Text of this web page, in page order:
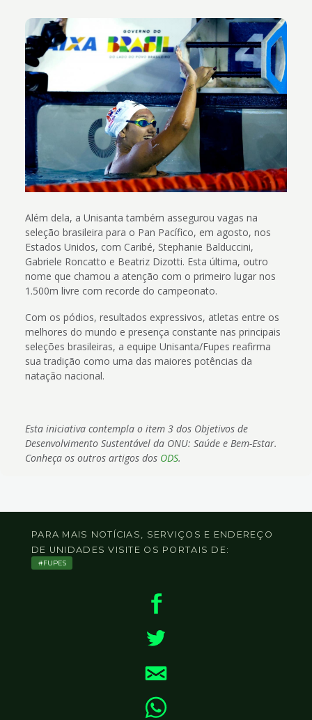
Além dela, a Unisanta também assegurou vagas na
seleção brasileira para o Pan Pacífico, em agosto, nos
Estados Unidos, com Caribé, Stephanie Balduccini,
Gabriele Roncatto e Beatriz Dizotti. Esta última, outro
nome que chamou a atenção com o primeiro lugar nos
1.500m livre com recorde do campeonato.
Com os pódios, resultados expressivos, atletas entre os
melhores do mundo e presença constante nas principais
seleções brasileiras, a equipe Unisanta/Fupes reafirma
sua tradição como uma das maiores potências da
natação nacional.
Esta iniciativa contempla o item 3 dos Objetivos de
Desenvolvimento Sustentável da ONU: Saúde e Bem-Estar.
Conheça os outros artigos dos ODS.
PARA MAIS NOTÍCIAS, SERVIÇOS E ENDEREÇO
DE UNIDADES VISITE OS PORTAIS DE:
FUPES